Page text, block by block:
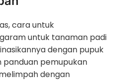
cara untuk
untuk tanaman padi
dengan pupuk
panduan pemupukan
dengan